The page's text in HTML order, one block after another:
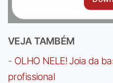
VEJA TAMBÉM
- OLHO NELE! Joia da
profissional